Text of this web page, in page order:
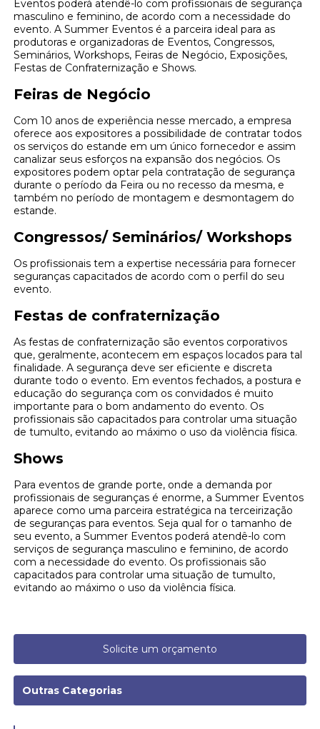
Eventos poderá atendê-lo com profissionais de segurança
masculino e feminino, de acordo com a necessidade do
evento. A Summer Eventos é a parceira ideal para as
produtoras e organizadoras de Eventos, Congressos,
Seminários, Workshops, Feiras de Negócio, Exposições,
Festas de Confraternização e Shows.
Feiras de Negócio
Com 10 anos de experiência nesse mercado, a empresa
oferece aos expositores a possibilidade de contratar todos
os serviços do estande em um único fornecedor e assim
canalizar seus esforços na expansão dos negócios. Os
expositores podem optar pela contratação de segurança
durante o período da Feira ou no recesso da mesma, e
também no período de montagem e desmontagem do
estande.
Congressos/ Seminários/ Workshops
Os profissionais tem a expertise necessária para fornecer
seguranças capacitados de acordo com o perfil do seu
evento.
Festas de confraternização
As festas de confraternização são eventos corporativos
que, geralmente, acontecem em espaços locados para tal
finalidade. A segurança deve ser eficiente e discreta
durante todo o evento. Em eventos fechados, a postura e
educação do segurança com os convidados é muito
importante para o bom andamento do evento. Os
profissionais são capacitados para controlar uma situação
de tumulto, evitando ao máximo o uso da violência física.
Shows
Para eventos de grande porte, onde a demanda por
profissionais de seguranças é enorme, a Summer Eventos
aparece como uma parceira estratégica na terceirização
de seguranças para eventos. Seja qual for o tamanho de
seu evento, a Summer Eventos poderá atendê-lo com
serviços de segurança masculino e feminino, de acordo
com a necessidade do evento. Os profissionais são
capacitados para controlar uma situação de tumulto,
evitando ao máximo o uso da violência física.
Solicite um orçamento
Outras Categorias